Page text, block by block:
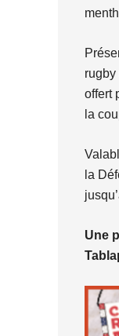
rugby
offert
la
la
Une